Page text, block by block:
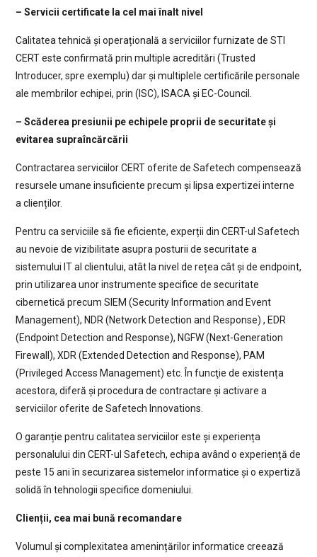
– Servicii certificate la cel mai înalt nivel
Calitatea tehnică și operațională a serviciilor furnizate de STI
CERT este confirmată prin multiple acreditări (Trusted
Introducer, spre exemplu) dar și multiplele certificările personale
ale membrilor echipei, prin (ISC), ISACA și EC-Council.
– Scăderea presiunii pe echipele proprii de securitate și
evitarea supraîncărcării
Contractarea serviciilor CERT oferite de Safetech compensează
resursele umane insuficiente precum și lipsa expertizei interne
a clienților.
Pentru ca serviciile să fie eficiente, experții din CERT-ul Safetech
au nevoie de vizibilitate asupra posturii de securitate a
sistemului IT al clientului, atât la nivel de rețea cât și de endpoint,
prin utilizarea unor instrumente specifice de securitate
cibernetică precum SIEM (Security Information and Event
Management), NDR (Network Detection and Response) , EDR
(Endpoint Detection and Response), NGFW (Next-Generation
Firewall), XDR (Extended Detection and Response), PAM
(Privileged Access Management) etc. În funcţie de existența
acestora, diferă și procedura de contractare și activare a
serviciilor oferite de Safetech Innovations.
O garanție pentru calitatea serviciilor este și experiența
personalului din CERT-ul Safetech, echipa având o experiență de
peste 15 ani în securizarea sistemelor informatice și o expertiză
solidă în tehnologii specifice domeniului.
Clienții, cea mai bună recomandare
Volumul și complexitatea amenințărilor informatice creează